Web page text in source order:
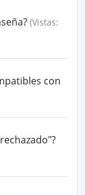
(Vistas:
con